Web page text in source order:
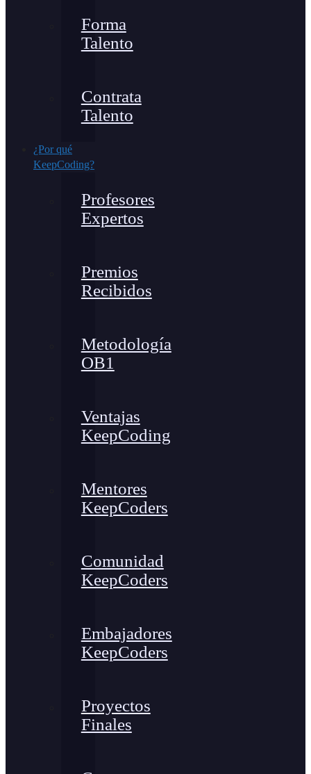
Forma
Talento
Contrata
Talento
¿Por qué
KeepCoding?
Profesores
Expertos
Premios
Recibidos
Metodología
OB1
Ventajas
KeepCoding
Mentores
KeepCoders
Comunidad
KeepCoders
Embajadores
KeepCoders
Proyectos
Finales